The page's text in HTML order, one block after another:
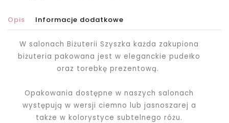
Opis Informacje dodatkowe
W salonach Biżuterii Szyszka każda zakupiona
biżuteria pakowana jestw eleganckie pudełko
oraz torebkę prezentową.
Opakowania dostępne w naszych salonach
występują w wersji ciemno lub jasnoszarej a
także w kolorystyce subtelnego różu.